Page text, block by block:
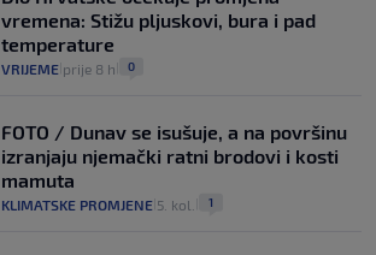
vremena: Stižu pljuskovi, bura i pad
temperature
VRIJEME prije 8 h 0
FOTO / Dunav se isušuje, a na površinu
izranjaju njemački ratni brodovi i kosti
mamuta
KLIMATSKE PROMJENE 5. kol. 1